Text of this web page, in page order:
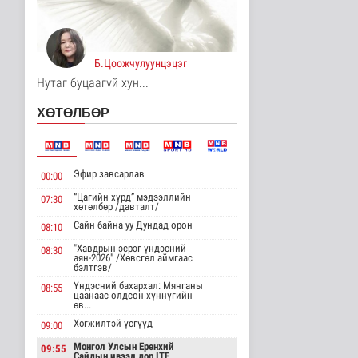
Д.Нацагдоржийн
мэндэлсний 120
жилийн ойд зориулс..
Танин мэдэхүй
4 цаг 39 минутын өмнө
Хүннүгийн язгууртны
4 цаг 42 минутын өмнө
Манай улс Польш
салбарт өр..
Улс төр
4 цаг 47 минутын өмнө
Одон орны судлаачид
нарны гадаргын
хамгийн өндөр..
Дэлхийд
Боловсролын сайд
Л.Энх-Амгалан
Б.Цоожчулуунцэцэг
Нутаг буцаагүй хун...
ХӨТӨЛБӨР
00:00 Эфир завсарлав
07:30
“Цагийн хүрд” мэдээллийн
хөтөлбөр /давталт/
08:10
Сайн байна уу Дундад орон
08:30
"Хавдрын эсрэг үндэсний
аян-2026" /Хөвсгөл аймгаас
бэлтгэв/
08:55
Үндэсний бахархал: Мянганы
цаанаас олдсон хүннүгийн
өв...
09:00
Хөгжилтэй үсгүүд
09:55
Монгол Улсын Ерөнхий